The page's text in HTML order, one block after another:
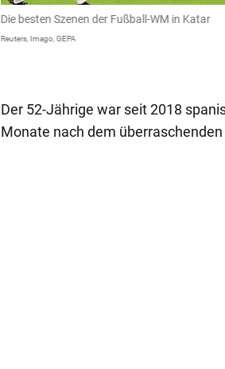
Die besten Szenen der Fußball-WM in Katar
Reuters, Imago, GEPA
Der 52-Jährige war seit 2018
Monate nach dem